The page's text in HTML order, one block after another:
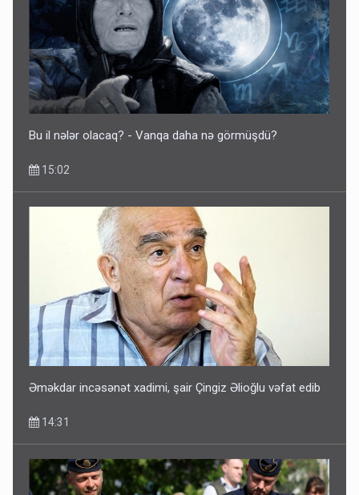
Bu il nələr olacaq? - Vanqa daha nə görmüşdü?
15:02
Əməkdar incəsənət xadimi, şair Çingiz Əlioğlu vəfat edib
14:31